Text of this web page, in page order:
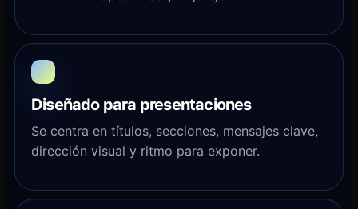
Diseñado para presentaciones
Se centra en títulos, secciones, mensajes clave,
dirección visual y ritmo para exponer.